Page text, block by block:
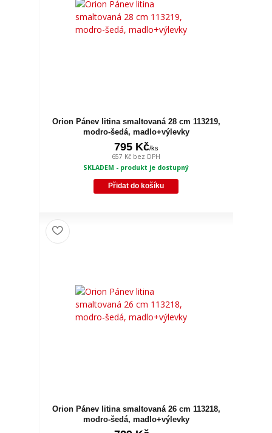
Orion Pánev litina smaltovaná 28 cm 113219,
modro-šedá, madlo+výlevky
795 Kč/ks
657 Kč bez DPH
SKLADEM - produkt je dostupný
Přidat do košíku
Orion Pánev litina smaltovaná 26 cm 113218,
modro-šedá, madlo+výlevky